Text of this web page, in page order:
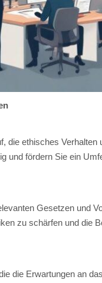
die ethisches
und fördern Sie ein
Gesetzen und
zu schärfen und die
die Erwartungen an